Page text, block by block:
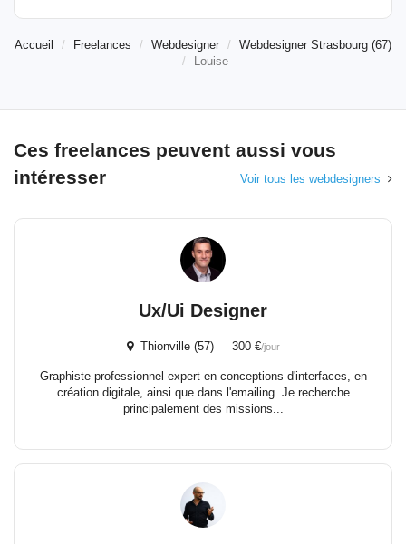
Accueil Freelances Webdesigner
Webdesigner Strasbourg (67)
Louise
Ces freelances peuvent aussi vous
intéresser
Voir tous les webdesigners
Ux/Ui Designer
Thionville (57) 300 €/jour
Graphiste professionnel expert en conceptions d'interfaces, en
création digitale, ainsi que dans l'emailing. Je recherche
principalement des missions...